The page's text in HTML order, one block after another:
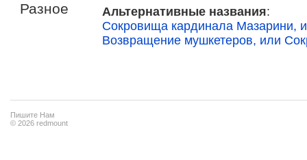
Разное Альтернативные названия:
Сокровища кардинала Мазарини,
Возвращение мушкетеров, или
Пишите Нам
© 2026 redmount